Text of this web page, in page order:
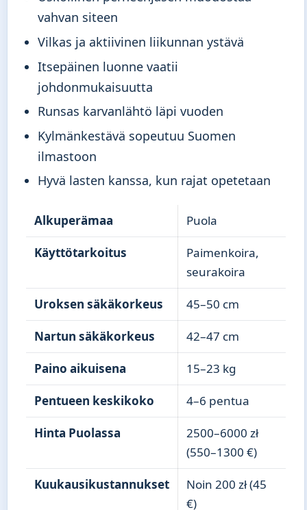
vahvan siteen
Vilkas ja aktiivinen liikunnan ystävä
Itsepäinen luonne vaatii
johdonmukaisuutta
Runsas karvanlähtö läpi vuoden
Kylmänkestävä sopeutuu Suomen
ilmastoon
Hyvä lasten kanssa, kun rajat opetetaan
Alkuperämaa Puola
Käyttötarkoitus
Paimenkoira,
seurakoira
Uroksen säkäkorkeus 45–50 cm
Nartun säkäkorkeus 42–47 cm
Paino aikuisena 15–23 kg
Pentueen keskikoko 4–6 pentua
Hinta Puolassa
2500–6000 zł
(550–1300 €)
Kuukausikustannukset
Noin 200 zł (45
€)